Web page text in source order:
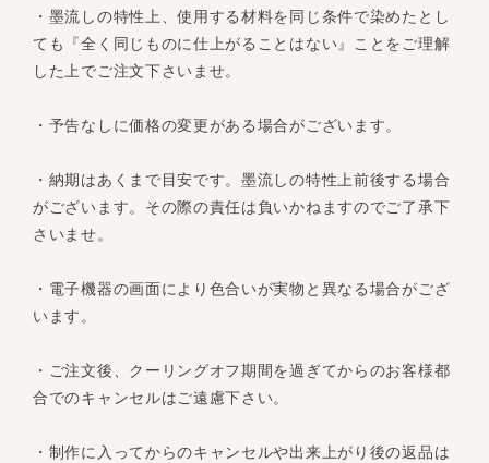
・墨流しの特性上、使用する材料を同じ条件で染めたとし
ても『全く同じものに仕上がることはない』ことをご理解
した上でご注文下さいませ。
・予告なしに価格の変更がある場合がございます。
・納期はあくまで目安です。墨流しの特性上前後する場合
がございます。その際の責任は負いかねますのでご了承下
さいませ。
・電子機器の画面により色合いが実物と異なる場合がござ
います。
・ご注文後、クーリングオフ期間を過ぎてからのお客様都
合でのキャンセルはご遠慮下さい。
・制作に入ってからのキャンセルや出来上がり後の返品は